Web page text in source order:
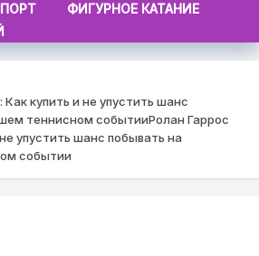
ФИГУРНОЕ КАТАНИЕ
купить и не упустить шанс
теннисном событииРолан Гаррос
упустить шанс побывать на
событии